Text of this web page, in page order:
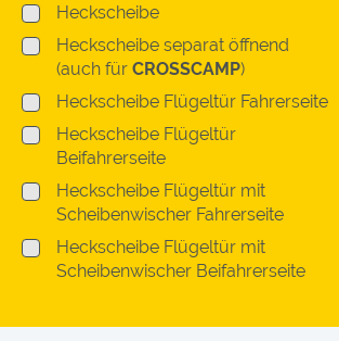
Heckscheibe
Heckscheibe separat öffnend
(auch für CROSSCAMP)
Heckscheibe Flügeltür Fahrerseite
Heckscheibe Flügeltür
Beifahrerseite
Heckscheibe Flügeltür mit
Scheibenwischer Fahrerseite
Heckscheibe Flügeltür mit
Scheibenwischer Beifahrerseite